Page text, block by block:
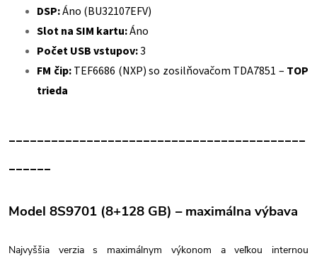
DSP:Áno (BU32107EFV)
Slot na SIM kartu:Áno
Počet USB vstupov:3
FM čip:TEF6686 (NXP) so zosilňovačom TDA7851 – TOP
trieda
__________________________________________
______
Model 8S9701 (8+128 GB) – maximálna výbava
Najvyššia verzia s maximálnym výkonom a veľkou internou